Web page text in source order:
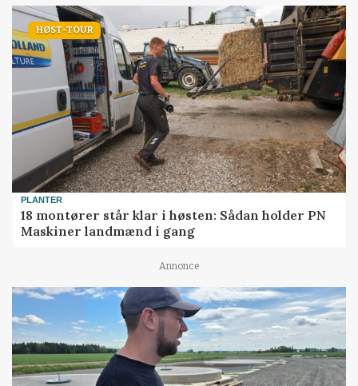
HØST-TOUR
PLANTER
18 montører står klar i høsten: Sådan holder PN
Maskiner landmænd i gang
Annonce